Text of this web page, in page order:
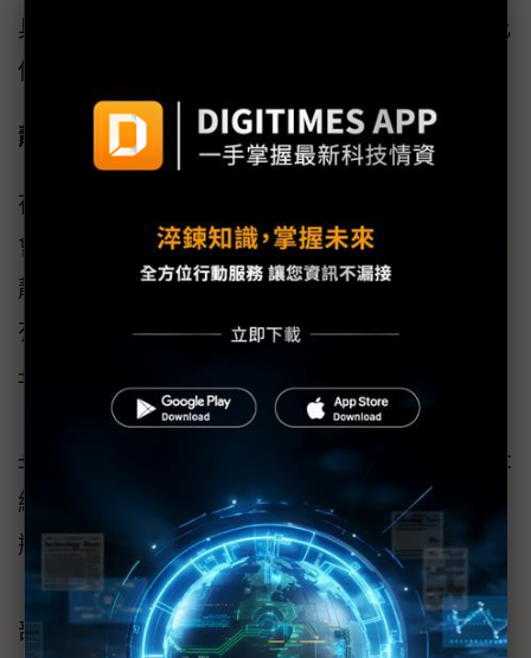
具有Sleep Mode的CAN Transceiver才能滿足此
低功耗的需求。
靜電／誤觸電壓防護與高速傳輸
在研發調試或車輛故障維修時CAN bus免不了
會有外露或與施工人員接觸的可能性，在ESD
靜電耐受方面，AZKN9355N的CANH/CANL具
有系統級IEC 61000-4-2 ±8kV （Contact）/
±10kV （Air）的水準。另外，在誤觸電壓
（Fault Voltage）防護方面，CANH/CANL具有
±42 V的水準，可耐受較高直流電壓短路（例如:
維修時施工人員可能將CANH/CANL誤觸12V電
瓶）。Data Rate方面，其具有TX-based SIC
（Signal Improvement Capability），可透過內
部電路適當控制總線阻抗匹配，來減少複雜網